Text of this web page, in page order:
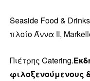
Seaside Food &
πλοίο Άννα ΙΙ,
Πιέτρης Catering.
φιλοξενούμενους